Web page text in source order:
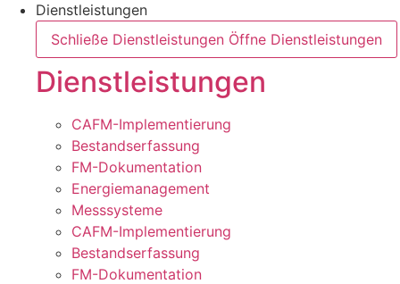
Dienstleistungen
Schließe Dienstleistungen Öffne Dienstleistungen
Dienstleistungen
CAFM-Implementierung
Bestandserfassung
FM-Dokumentation
Energiemanagement
Messsysteme
CAFM-Implementierung
Bestandserfassung
FM-Dokumentation